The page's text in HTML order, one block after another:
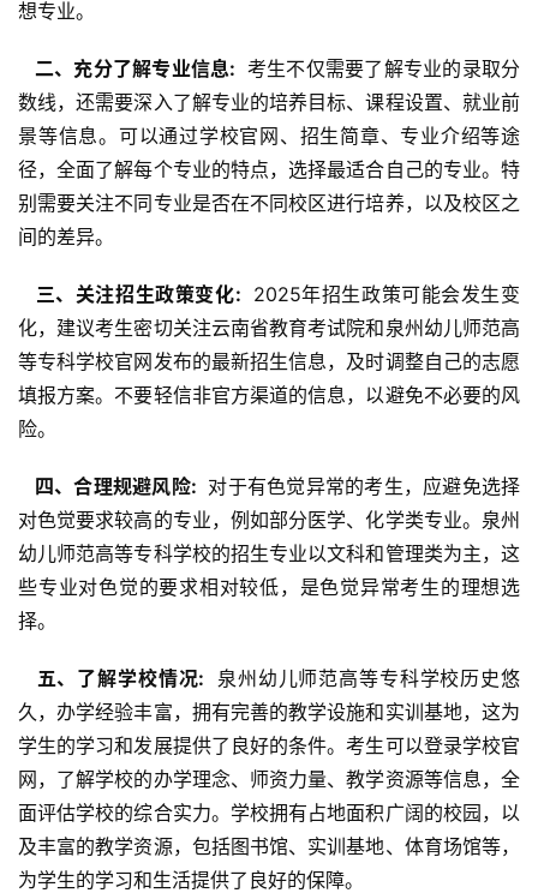
想专业。
  二、充分了解专业信息:
考生不仅需要了解专业的录取分
数线，还需要深入了解专业的培养目标、课程设置、就业前
景等信息。可以通过学校官网、招生简章、专业介绍等途
径，全面了解每个专业的特点，选择最适合自己的专业。特
别需要关注不同专业是否在不同校区进行培养，以及校区之
间的差异。
  三、关注招生政策变化:
2025年招生政策可能会发生变
化，建议考生密切关注云南省教育考试院和泉州幼儿师范高
等专科学校官网发布的最新招生信息，及时调整自己的志愿
填报方案。不要轻信非官方渠道的信息，以避免不必要的风
险。
  四、合理规避风险:
对于有色觉异常的考生，应避免选择
对色觉要求较高的专业，例如部分医学、化学类专业。泉州
幼儿师范高等专科学校的招生专业以文科和管理类为主，这
些专业对色觉的要求相对较低，是色觉异常考生的理想选
择。
  五、了解学校情况:
泉州幼儿师范高等专科学校历史悠
久，办学经验丰富，拥有完善的教学设施和实训基地，这为
学生的学习和发展提供了良好的条件。考生可以登录学校官
网，了解学校的办学理念、师资力量、教学资源等信息，全
面评估学校的综合实力。学校拥有占地面积广阔的校园，以
及丰富的教学资源，包括图书馆、实训基地、体育场馆等，
为学生的学习和生活提供了良好的保障。